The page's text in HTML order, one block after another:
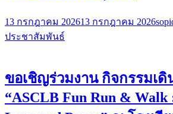
13 กรกฎาคม 202613 กรกฎาคม 2026
ประชาสัมพันธ์
ขอเชิญร่วมงาน กิจกรรมเดิ
“ASCLB Fun Run & Walk